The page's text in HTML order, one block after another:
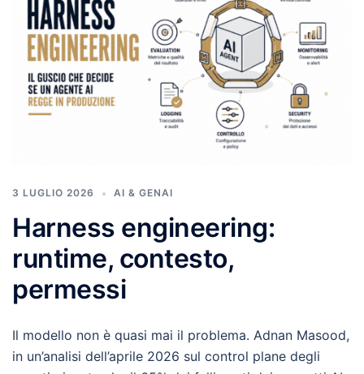
3 LUGLIO 2026 AI & GENAI
Harness engineering:
runtime, contesto,
permessi
Il modello non è quasi mai il problema. Adnan Masood,
in un’analisi dell’aprile 2026 sul control plane degli